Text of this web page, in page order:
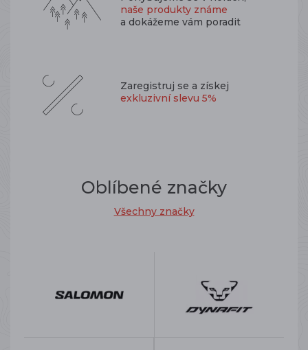
naše produkty známe
a dokážeme vám poradit
Zaregistruj se a získej
exkluzivní slevu 5%
Oblíbené značky
Všechny značky